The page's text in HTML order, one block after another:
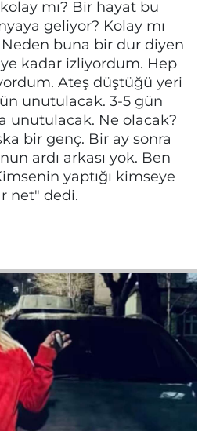
mı? Bir hayat bu
geliyor? Kolay mı
buna bir dur diyen
kadar izliyordum. Hep
Ateş düştüğü yeri
unutulacak. 3-5 gün
unutulacak. Ne olacak?
bir genç. Bir ay sonra
ardı arkası yok. Ben
yaptığı kimseye
net" dedi.